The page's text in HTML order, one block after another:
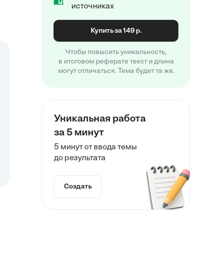
источниках
Купить за 149 р.
Чтобы повысить уникальность,
в итоговом реферате текст и длина
могут отличаться. Тема будет та же.
Уникальная работа
за 5 минут
5 минут от ввода темы
до результата
Создать